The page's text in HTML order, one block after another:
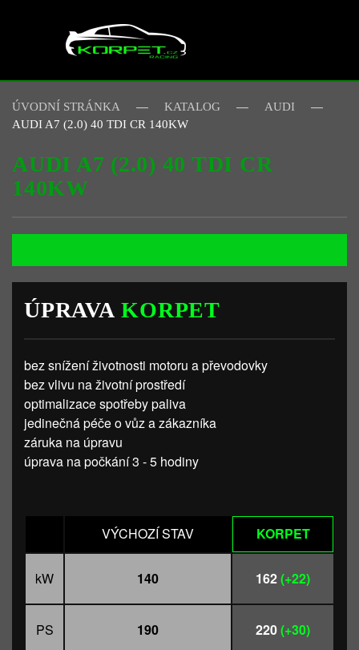
Skip to main content
ÚVODNÍ STRÁNKA KATALOG
AUDI
AUDI A7 (2.0) 40 TDI CR 140KW
AUDI A7 (2.0) 40 TDI CR
140KW
ÚPRAVAKORPET
bez snížení životnosti motoru a převodovky
bez vlivu na životní prostředí
optimalizace spotřeby paliva
jedinečná péče o vůz a zákazníka
záruka na úpravu
úprava na počkání 3 - 5 hodiny
VÝCHOZÍ STAV KORPET
kW 140 162(+22)
PS 190 220(+30)